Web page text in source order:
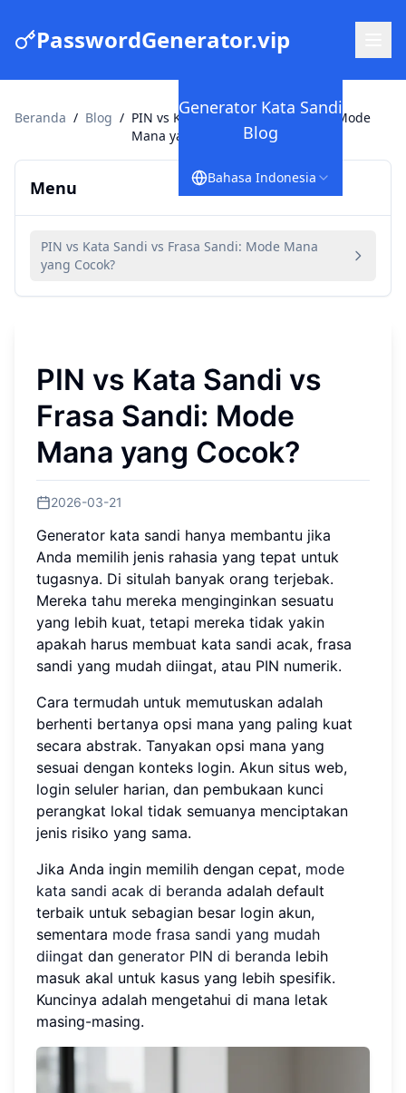
PasswordGenerator.vip
Generator Kata Sandi
Blog
Bahasa Indonesia
Beranda / Blog / PIN vs Kata Sandi vs Frasa Sandi: Mode
Mana yang Cocok?
Menu
PIN vs Kata Sandi vs Frasa Sandi: Mode Mana
yang Cocok?
PIN vs Kata Sandi vs
Frasa Sandi: Mode
Mana yang Cocok?
2026-03-21
Generator kata sandi hanya membantu jika
Anda memilih jenis rahasia yang tepat untuk
tugasnya. Di situlah banyak orang terjebak.
Mereka tahu mereka menginginkan sesuatu
yang lebih kuat, tetapi mereka tidak yakin
apakah harus membuat kata sandi acak, frasa
sandi yang mudah diingat, atau PIN numerik.
Cara termudah untuk memutuskan adalah
berhenti bertanya opsi mana yang paling kuat
secara abstrak. Tanyakan opsi mana yang
sesuai dengan konteks login. Akun situs web,
login seluler harian, dan pembukaan kunci
perangkat lokal tidak semuanya menciptakan
jenis risiko yang sama.
Jika Anda ingin memilih dengan cepat, mode
kata sandi acak di beranda adalah default
terbaik untuk sebagian besar login akun,
sementara mode frasa sandi yang mudah
diingat dan generator PIN di beranda lebih
masuk akal untuk kasus yang lebih spesifik.
Kuncinya adalah mengetahui di mana letak
masing-masing.